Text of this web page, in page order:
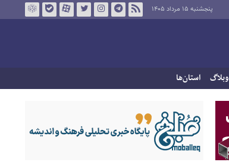
پنجشنبه ۱۵ مرداد ۱۴۰۵
وبلاگ استان‌ها